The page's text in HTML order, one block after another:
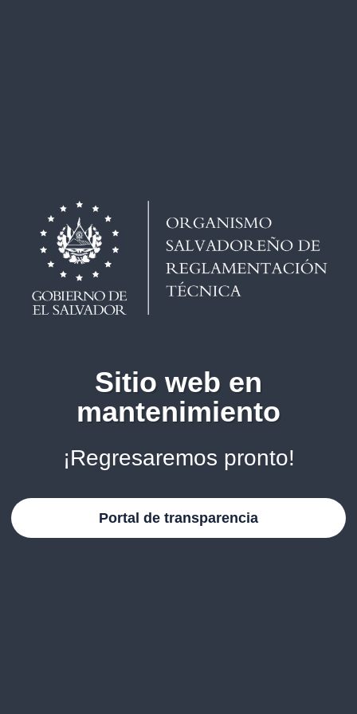
Sitio web en
mantenimiento
¡Regresaremos pronto!
Portal de transparencia